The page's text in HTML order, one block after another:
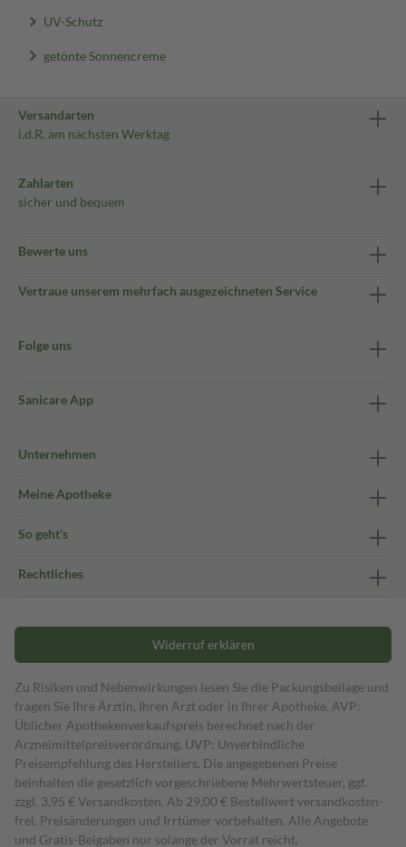
UV-Schutz
getönte Sonnencreme
Versandarten
i.d.R. am nächsten Werktag
Zahlarten
sicher und bequem
Bewerte uns
Vertraue unserem mehrfach ausgezeichneten Service
Folge uns
Sanicare App
Unternehmen
Meine Apotheke
So geht's
Rechtliches
Widerruf erklären
Zu Risiken und Nebenwirkungen lesen Sie die Packungsbeilage und
fragen Sie Ihre Ärztin, Ihren Arzt oder in Ihrer Apotheke. AVP:
Üblicher Apothekenverkaufspreis berechnet nach der
Arzneimittelpreisverordnung. UVP: Unverbindliche
Preisempfehlung des Herstellers. Die angegebenen Preise
beinhalten die gesetzlich vorgeschriebene Mehrwertsteuer, ggf.
zzgl. 3,95 € Versandkosten. Ab 29,00 € Bestell­wert versand­kosten­
frei. Preisänderungen und Irrtümer vorbehalten. Alle Angebote
und Gratis-Beigaben nur solange der Vorrat reicht.